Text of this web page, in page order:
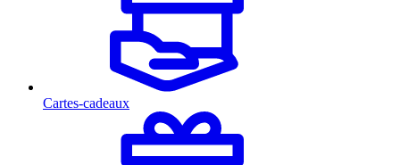
Cartes-cadeaux